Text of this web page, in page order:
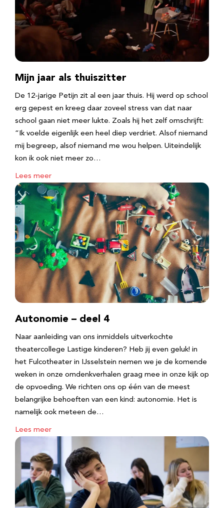
Mijn jaar als thuiszitter
De 12-jarige Petijn zit al een jaar thuis. Hij werd op school
erg gepest en kreeg daar zoveel stress van dat naar
school gaan niet meer lukte. Zoals hij het zelf omschrijft:
“Ik voelde eigenlijk een heel diep verdriet. Alsof niemand
mij begreep, alsof niemand me wou helpen. Uiteindelijk
kon ik ook niet meer zo…
Lees meer
Autonomie – deel 4
Naar aanleiding van ons inmiddels uitverkochte
theatercollege Lastige kinderen? Heb jij even geluk! in
het Fulcotheater in IJsselstein nemen we je de komende
weken in onze omdenkverhalen graag mee in onze kijk op
de opvoeding. We richten ons op één van de meest
belangrijke behoeften van een kind: autonomie. Het is
namelijk ook meteen de…
Lees meer